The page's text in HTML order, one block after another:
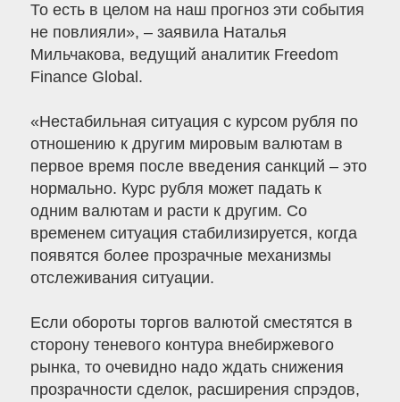
То есть в целом на наш прогноз эти события
не повлияли», – заявила Наталья
Мильчакова, ведущий аналитик Freedom
Finance Global.
«Нестабильная ситуация с курсом рубля по
отношению к другим мировым валютам в
первое время после введения санкций – это
нормально. Курс рубля может падать к
одним валютам и расти к другим. Со
временем ситуация стабилизируется, когда
появятся более прозрачные механизмы
отслеживания ситуации.
Если обороты торгов валютой сместятся в
сторону теневого контура внебиржевого
рынка, то очевидно надо ждать снижения
прозрачности сделок, расширения спрэдов,